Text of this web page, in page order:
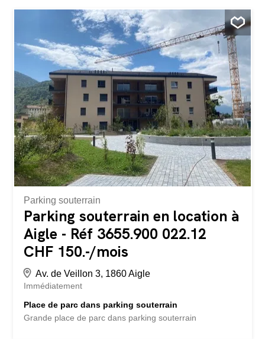
dégagée sur les montagnes du Chablais ainsi que d'une
immense terrasse, parfaite pour les repas en extérieur et
les moments de détente. L'appartement se compose de :
• Un vaste séjour lumineux avec cheminée. • Une cuisine
entièrement rénovée. • Une salle de douche rénovée
avec une machine à laver le linge privative • Un grand hall
d'entrée pouvant être aménagé en salle de jeux, bureau
ou espace polyvalent. • Trois grandes chambres à
coucher. • Deux places de parc incluses dans le loyer. Un
bien rare qui allie espace, confort et proximité des
transports publics( arrêt de bus à 100mètres)...
Parking souterrain
Parking souterrain en location à
Aigle - Réf 3655.900 022.12
CHF 150.-/mois
Av. de Veillon 3, 1860 Aigle
Immédiatement
Place de parc dans parking souterrain
Grande place de parc dans parking souterrain